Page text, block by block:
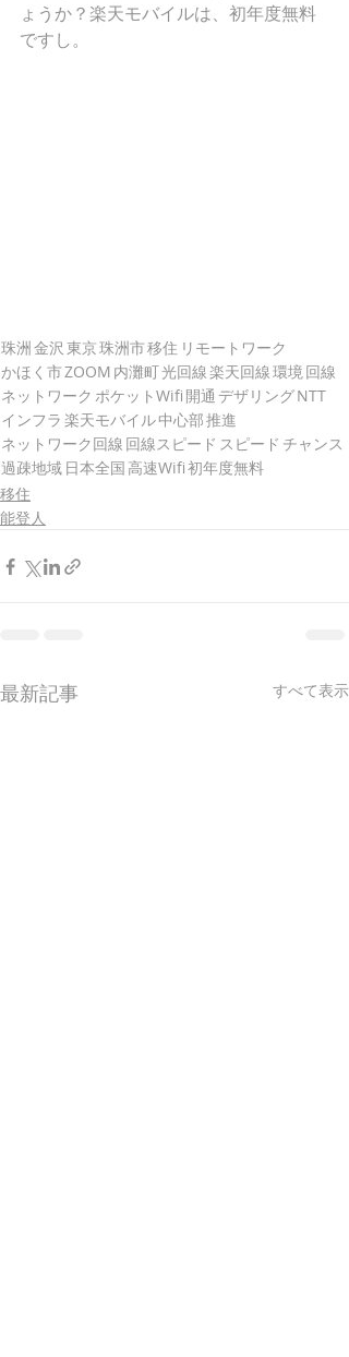
ょうか？楽天モバイルは、初年度無料
ですし。
珠洲金沢 東京珠洲市移住 リモートワーク
かほく市ZOOM 内灘町光回線楽天回線環境回線
ネットワーク ポケットWifi 開通 デザリングNTT
インフラ 楽天モバイル中心部推進
ネットワーク回線 回線スピード スピード チャンス
過疎地域 日本全国 高速Wifi初年度無料
移住
能登人
最新記事 すべて表示